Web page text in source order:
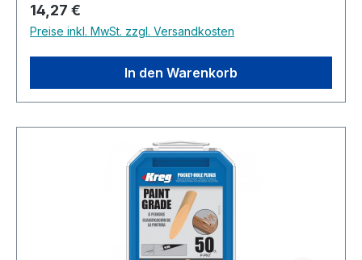
Holzstöpsel sind aus massivem Holz erhältlich
(vier Arten in Standardgröße, zwei Arten in
Mikro). Weiße Kunststoffstöpsel in
Standardgröße sind für laminierte Oberflächen
erhältlich.
Regulärer Preis:
14,27 €
Preise inkl. MwSt. zzgl. Versandkosten
In den Warenkorb